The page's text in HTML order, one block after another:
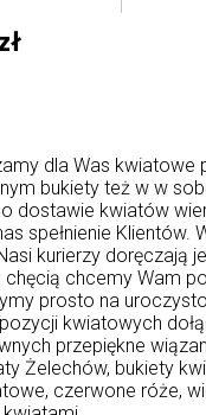
dla Was kwiatowe
bukiety też w w
dostawie kwiatów
spełnienie Klientów.
kurierzy doręczają
chcemy Wam
prosto na
kwiatowych
przepiękne
Żelechów, bukiety
czerwone róże,